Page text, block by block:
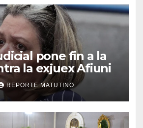
pone fin a la
la exjuex Afiuni
REPORTE MATUTINO